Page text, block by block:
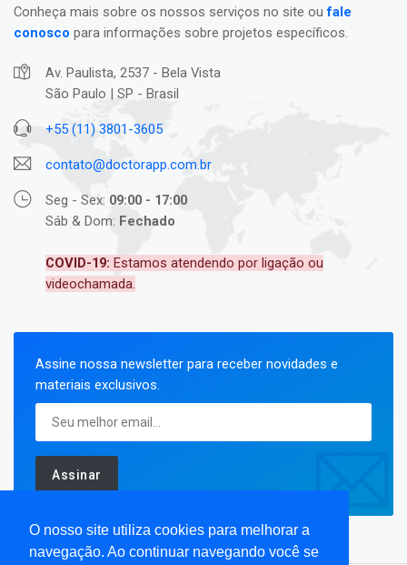
O nosso site utiliza cookies para melhorar a
navegação. Ao continuar navegando você se
Conheça mais sobre os nossos serviços no site oufale
conosco para informações sobre projetos específicos.
Av. Paulista, 2537 - Bela Vista
São Paulo | SP - Brasil
+55 (11) 3801-3605
contato@doctorapp.com.br
Seg - Sex: 09:00 - 17:00
Sáb & Dom: Fechado
COVID-19: Estamos atendendo por ligação ou
videochamada.
Assine nossa newsletter para receber novidades e
materiais exclusivos.
Assinar